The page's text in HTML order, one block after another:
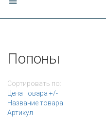
Попоны
Сортировать по:
Цена товара +/-
Название товара
Артикул